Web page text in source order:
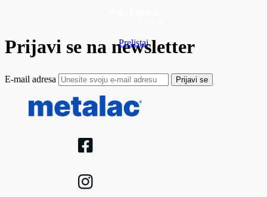
Prelistaj
Prijavi se na newsletter
E-mail adresa Prijavi se